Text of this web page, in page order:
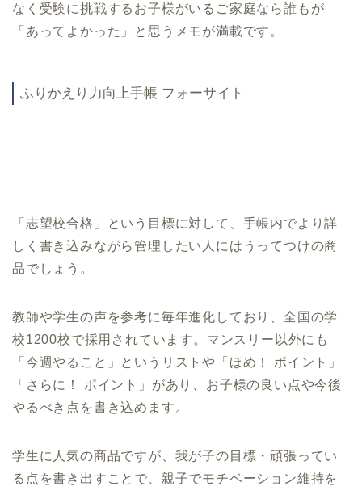
なく受験に挑戦するお子様がいるご家庭なら誰もが
「あってよかった」と思うメモが満載です。
ふりかえり力向上手帳 フォーサイト
「志望校合格」という目標に対して、手帳内でより詳
しく書き込みながら管理したい人にはうってつけの商
品でしょう。
教師や学生の声を参考に毎年進化しており、全国の学
校1200校で採用されています。マンスリー以外にも
「今週やること」というリストや「ほめ！ ポイント」
「さらに！ ポイント」があり、お子様の良い点や今後
やるべき点を書き込めます。
学生に人気の商品ですが、我が子の目標・頑張ってい
る点を書き出すことで、親子でモチベーション維持を